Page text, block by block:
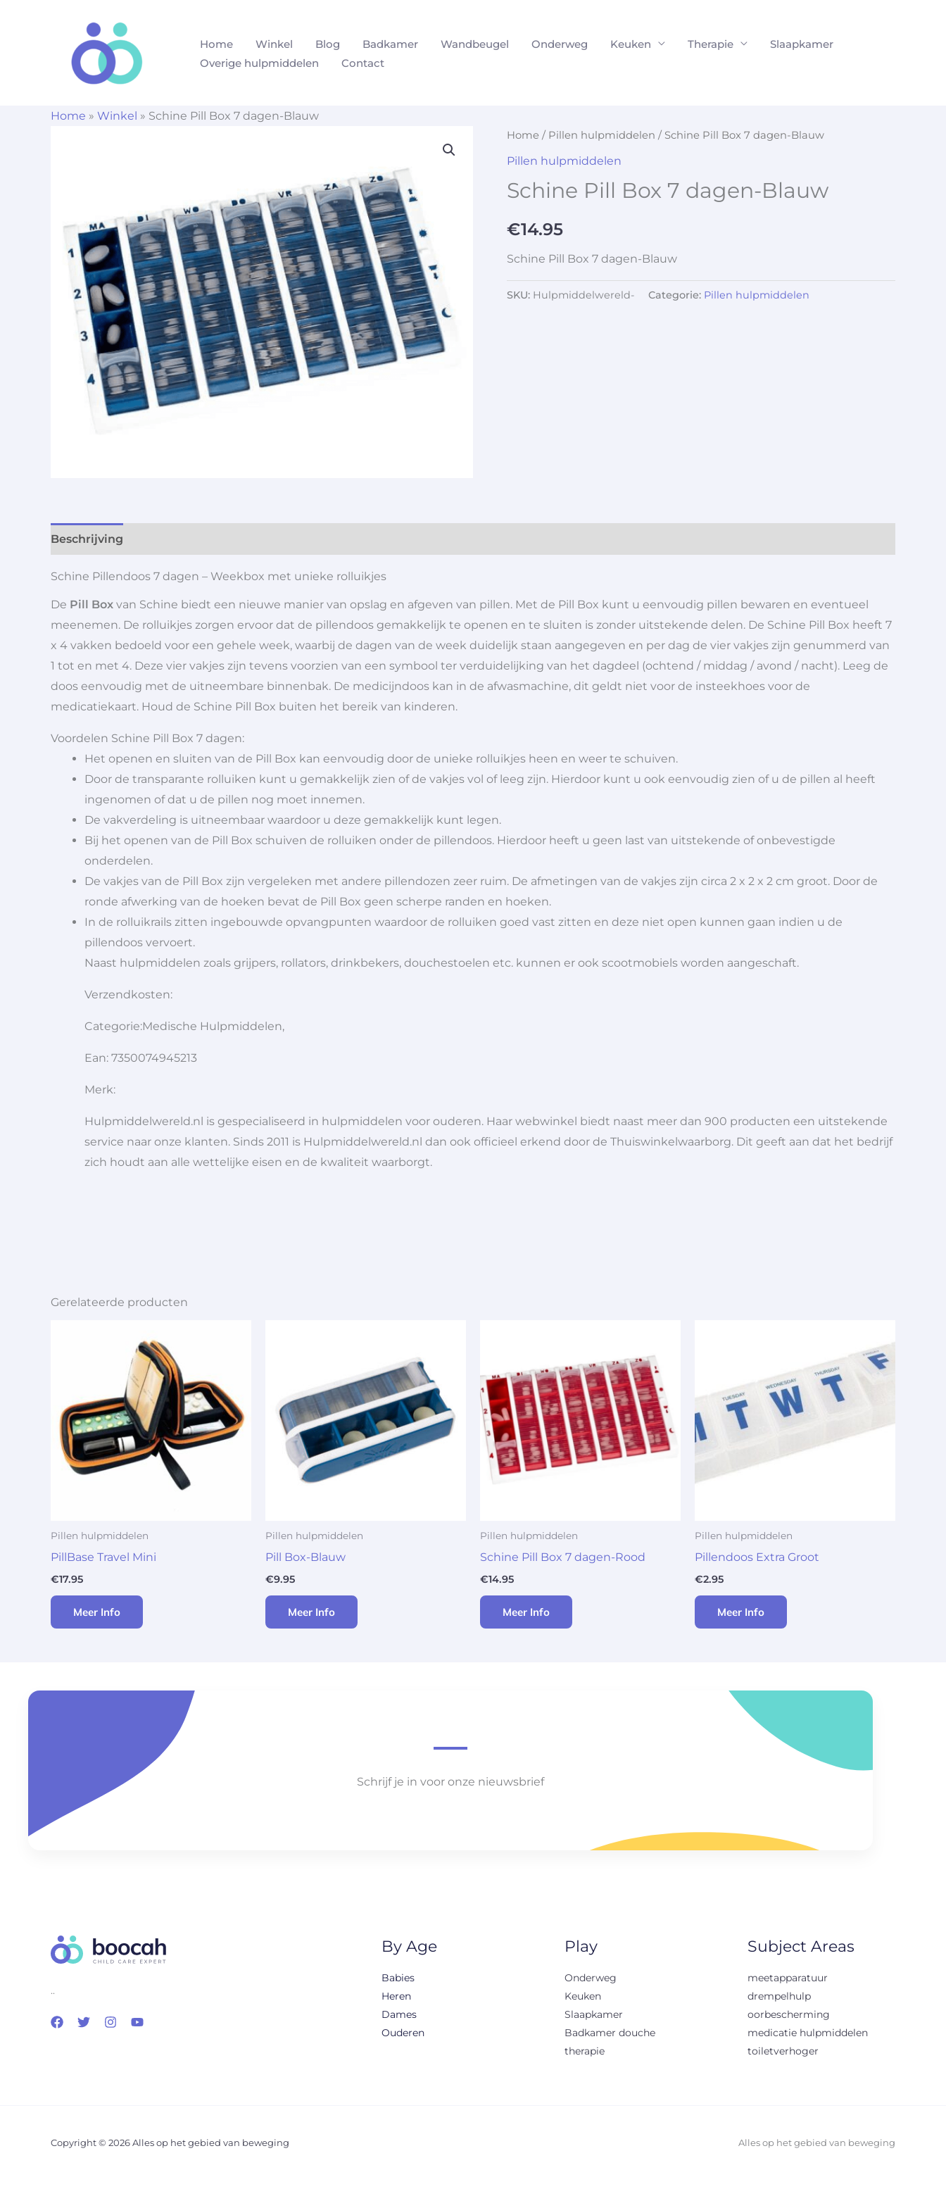
Home Winkel Blog Badkamer Wandbeugel Onderweg Keuken Therapie
Slaapkamer
Overige hulpmiddelen
Contact
Home » Winkel » Schine Pill Box 7 dagen-Blauw
Home / Pillen hulpmiddelen / Schine Pill Box 7 dagen-Blauw
Pillen hulpmiddelen
Schine Pill Box 7 dagen-Blauw
€14.95
Schine Pill Box 7 dagen-Blauw
SKU: Hulpmiddelwereld- Categorie: Pillen hulpmiddelen
Beschrijving
Schine Pillendoos 7 dagen – Weekbox met unieke rolluikjes
De Pill Box van Schine biedt een nieuwe manier van opslag en afgeven van pillen. Met de Pill Box kunt u eenvoudig pillen bewaren en eventueel
meenemen. De rolluikjes zorgen ervoor dat de pillendoos gemakkelijk te openen en te sluiten is zonder uitstekende delen. De Schine Pill Box heeft 7
x 4 vakken bedoeld voor een gehele week, waarbij de dagen van de week duidelijk staan aangegeven en per dag de vier vakjes zijn genummerd van
1 tot en met 4. Deze vier vakjes zijn tevens voorzien van een symbool ter verduidelijking van het dagdeel (ochtend / middag / avond / nacht). Leeg de
doos eenvoudig met de uitneembare binnenbak. De medicijndoos kan in de afwasmachine, dit geldt niet voor de insteekhoes voor de
medicatiekaart. Houd de Schine Pill Box buiten het bereik van kinderen.
Voordelen Schine Pill Box 7 dagen:
Het openen en sluiten van de Pill Box kan eenvoudig door de unieke rolluikjes heen en weer te schuiven.
Door de transparante rolluiken kunt u gemakkelijk zien of de vakjes vol of leeg zijn. Hierdoor kunt u ook eenvoudig zien of u de pillen al heeft
ingenomen of dat u de pillen nog moet innemen.
De vakverdeling is uitneembaar waardoor u deze gemakkelijk kunt legen.
Bij het openen van de Pill Box schuiven de rolluiken onder de pillendoos. Hierdoor heeft u geen last van uitstekende of onbevestigde
onderdelen.
De vakjes van de Pill Box zijn vergeleken met andere pillendozen zeer ruim. De afmetingen van de vakjes zijn circa 2 x 2 x 2 cm groot. Door de
ronde afwerking van de hoeken bevat de Pill Box geen scherpe randen en hoeken.
In de rolluikrails zitten ingebouwde opvangpunten waardoor de rolluiken goed vast zitten en deze niet open kunnen gaan indien u de
pillendoos vervoert.
Naast hulpmiddelen zoals grijpers, rollators, drinkbekers, douchestoelen etc. kunnen er ook scootmobiels worden aangeschaft.
Verzendkosten:
Categorie:Medische Hulpmiddelen,
Ean: 7350074945213
Merk:
Hulpmiddelwereld.nl is gespecialiseerd in hulpmiddelen voor ouderen. Haar webwinkel biedt naast meer dan 900 producten een uitstekende
service naar onze klanten. Sinds 2011 is Hulpmiddelwereld.nl dan ook officieel erkend door de Thuiswinkelwaarborg. Dit geeft aan dat het bedrijf
zich houdt aan alle wettelijke eisen en de kwaliteit waarborgt.
Gerelateerde producten
Pillen hulpmiddelen
PillBase Travel Mini
€17.95
Meer Info
Pillen hulpmiddelen
Pill Box-Blauw
€9.95
Meer Info
Pillen hulpmiddelen
Schine Pill Box 7 dagen-Rood
€14.95
Meer Info
Pillen hulpmiddelen
Pillendoos Extra Groot
€2.95
Meer Info
Schrijf je in voor onze nieuwsbrief
..
By Age
Babies
Heren
Dames
Ouderen
Play
Onderweg
Keuken
Slaapkamer
Badkamer douche
therapie
Subject Areas
meetapparatuur
drempelhulp
oorbescherming
medicatie hulpmiddelen
toiletverhoger
Copyright © 2026 Alles op het gebied van beweging Alles op het gebied van beweging